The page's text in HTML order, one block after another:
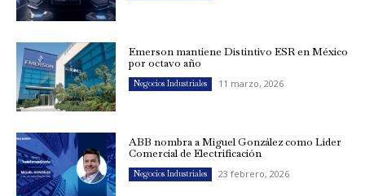
Emerson mantiene Distintivo ESR en México
por octavo año
Negocios Industriales 11 marzo, 2026
ABB nombra a Miguel González como Líder
Comercial de Electrificación
Negocios Industriales 23 febrero, 2026